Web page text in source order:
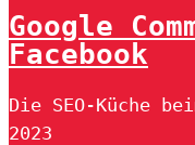
Google
Facebook
Die SEO-Küche
2023